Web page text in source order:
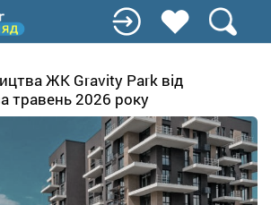
ЖК Gravity Park від
травень 2026 року